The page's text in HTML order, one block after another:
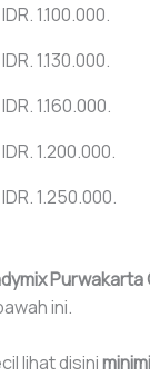
IDR. 1.100.000.
IDR. 1.130.000.
IDR. 1.160.000.
IDR. 1.200.000.
IDR. 1.250.000.
Purwakarta
ini.
lihat disini